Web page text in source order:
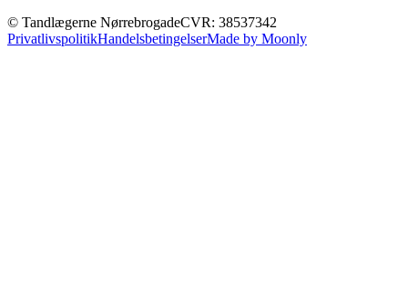
© Tandlægerne NørrebrogadeCVR: 38537342
PrivatlivspolitikHandelsbetingelserMade by Moonly